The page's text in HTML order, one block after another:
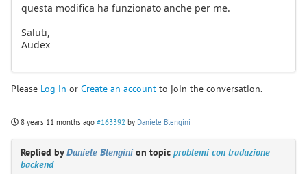
questa modifica ha funzionato anche per me.
Saluti,
Audex
Please Log in or Create an account to join the conversation.
8 years 11 months ago #163392 by Daniele Blengini
Replied byDaniele Blengini on topic problemi con traduzione
backend